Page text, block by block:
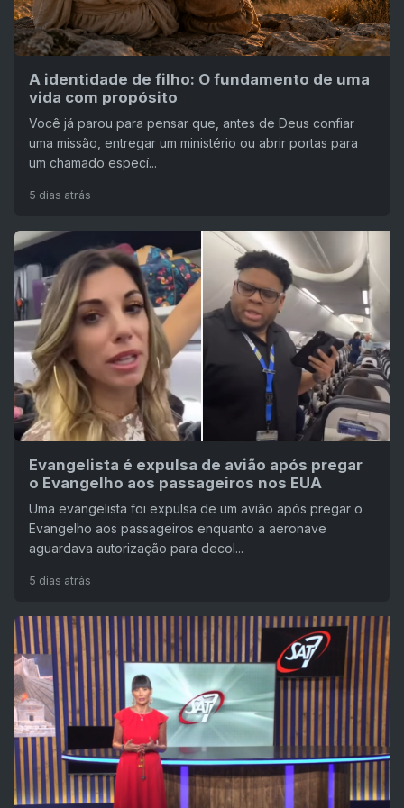
A identidade de filho: O fundamento de uma
vida com propósito
Você já parou para pensar que, antes de Deus confiar
uma missão, entregar um ministério ou abrir portas para
um chamado especí...
5 dias atrás
Evangelista é expulsa de avião após pregar
o Evangelho aos passageiros nos EUA
Uma evangelista foi expulsa de um avião após pregar o
Evangelho aos passageiros enquanto a aeronave
aguardava autorização para decol...
5 dias atrás